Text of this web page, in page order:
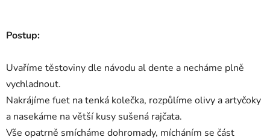
Postup:
Uvaříme těstoviny dle návodu al dente a necháme plně
vychladnout.
Nakrájíme fuet na tenká kolečka, rozpůlíme olivy a artyčoky
a nasekáme na větší kusy sušená rajčata.
Vše opatrně smícháme dohromady, mícháním se část